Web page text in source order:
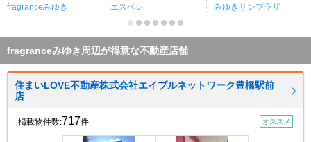
fragranceみゆき エスペレ みゆきサンプラザ
fragranceみゆき周辺が得意な不動産店舗
住まいLOVE不動産株式会社エイブルネットワーク豊橋駅前
店
掲載物件数:717件 オススメ